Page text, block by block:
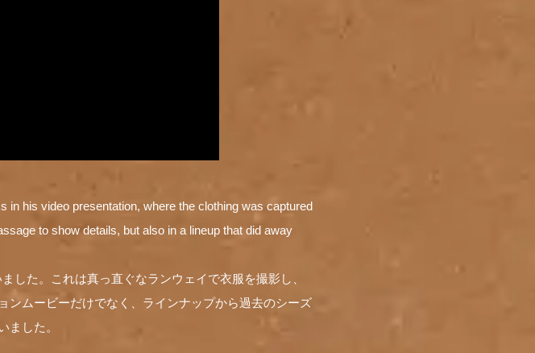
in his video presentation, where the clothing was captured
to show details, but also in a lineup that did away
した。これは真っ直ぐなランウェイで衣服を撮影し、
ンムービーだけでなく、ラインナップから過去のシーズ
ました。